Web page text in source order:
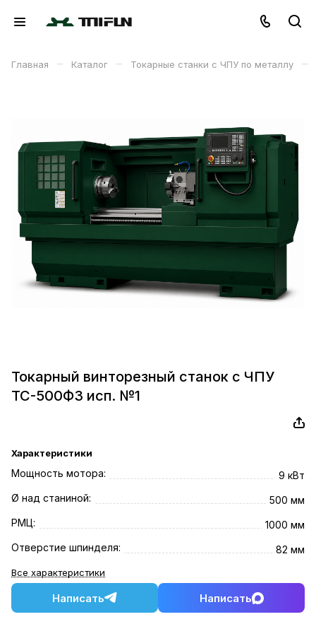
Главная – Каталог – Токарные станки с ЧПУ по металлу –
Токарный винторезный станок с ЧПУ
ТС-500Ф3 исп. №1
Характеристики
Мощность мотора:
9 кВт
Ø над станиной:
500 мм
РМЦ:
1000 мм
Отверстие шпинделя:
82 мм
Все характеристики
Написать Написать